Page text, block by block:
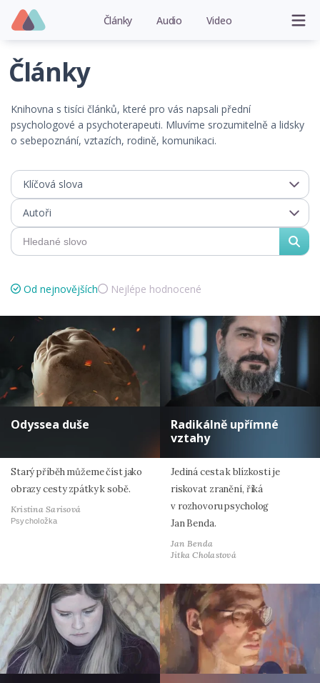
Články Audio Video
Články
Knihovna s tisíci článků, které pro vás napsali přední
psychologové a psychoterapeuti. Mluvíme srozumitelně a lidsky
o sebepoznání, vztazích, rodině, komunikaci.
Klíčová slova
Autoři
Od nejnovějších Nejlépe hodnocené
Odyssea duše
Starý příběh můžeme číst jako
obrazy cesty zpátky k sobě.
Kristina Sarisová
Psycholožka
Radikálně upřímné
vztahy
Jediná cesta k blízkosti je
riskovat zranění, říká
v rozhovoru psycholog
Jan Benda.
Jan Benda
Jitka Cholastová